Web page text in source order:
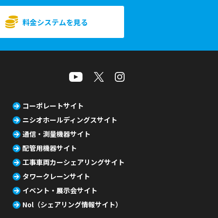
料金システムを見る
コーポレートサイト
ニシオホールディングスサイト
通信・測量機器サイト
配管用機器サイト
工事車両カーシェアリングサイト
タワークレーンサイト
イベント・展示会サイト
Nol（シェアリング情報サイト）